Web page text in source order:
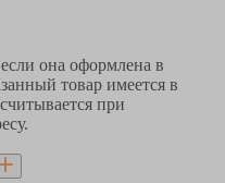
она оформлена в
товар имеется в
при